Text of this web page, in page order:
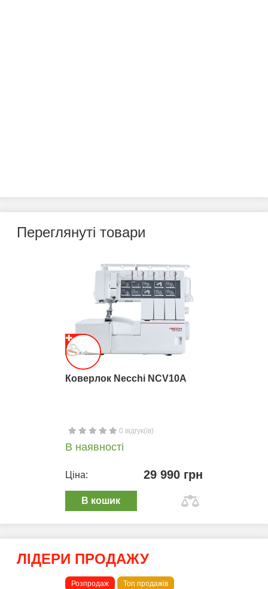
Переглянуті товари
Коверлок Necchi NCV10A
0 відгук(ів)
В наявності
Ціна: 29 990 грн
В кошик
ЛІДЕРИ ПРОДАЖУ
Розпродаж Топ продажів